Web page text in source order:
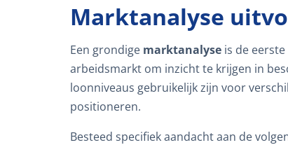
Marktanalyse
Een grondige marktanalyse is de
arbeidsmarkt om inzicht te krijgen in
loonniveaus gebruikelijk zijn voor
positioneren.
Besteed specifiek aandacht aan de